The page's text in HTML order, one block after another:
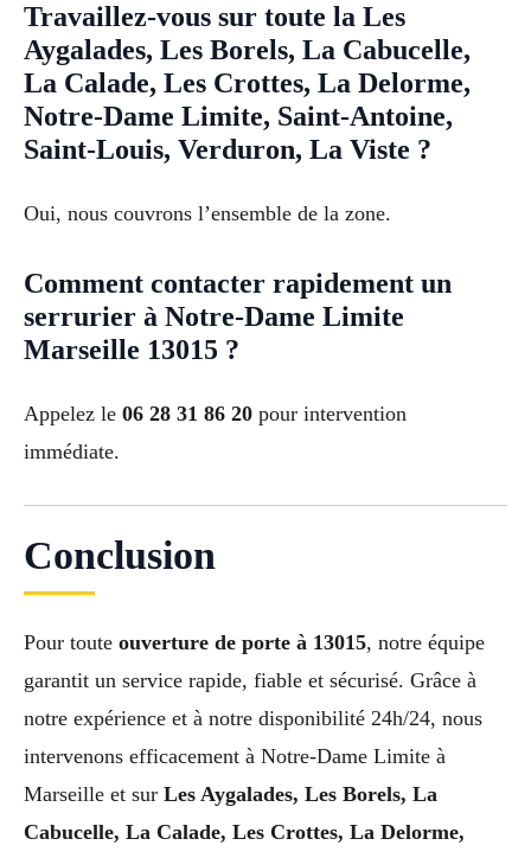
Travaillez-vous sur toute la Les
Aygalades, Les Borels, La Cabucelle,
La Calade, Les Crottes, La Delorme,
Notre-Dame Limite, Saint-Antoine,
Saint-Louis, Verduron, La Viste ?
Oui, nous couvrons l’ensemble de la zone.
Comment contacter rapidement un
serrurier à Notre-Dame Limite
Marseille 13015 ?
Appelez le 06 28 31 86 20 pour intervention
immédiate.
Conclusion
Pour toute ouverture de porte à 13015, notre équipe
garantit un service rapide, fiable et sécurisé. Grâce à
notre expérience et à notre disponibilité 24h/24, nous
intervenons efficacement à Notre-Dame Limite à
Marseille et sur Les Aygalades, Les Borels, La
Cabucelle, La Calade, Les Crottes, La Delorme,